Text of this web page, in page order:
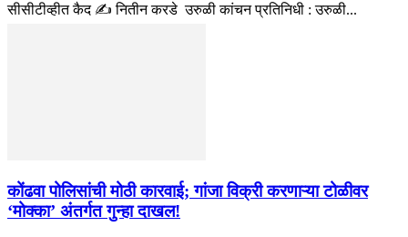
सीसीटीव्हीत कैद ✍️ नितीन करडे उरुळी कांचन प्रतिनिधी : उरुळी...
कोंढवा पोलिसांची मोठी कारवाई; गांजा विक्री करणाऱ्या टोळीवर
‘मोक्का’ अंतर्गत गुन्हा दाखल!